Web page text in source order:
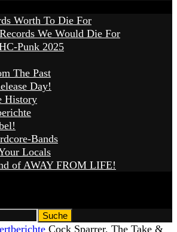
Worth To Die For
We Would Die For
Punk 2025
The Past
Day!
History
Bands
Locals
of AWAY FROM LIFE!
Cock Sparrer, The Take &